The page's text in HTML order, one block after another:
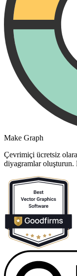
Make Graph
Çevrimiçi ücretsiz
diyagramlar oluşturun.